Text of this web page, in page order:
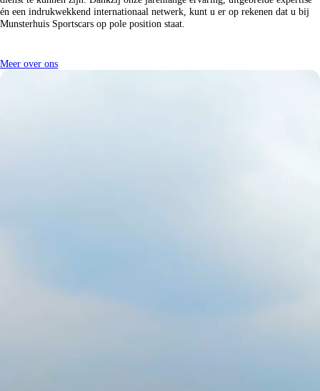
én een indrukwekkend internationaal netwerk, kunt u er op rekenen dat u bij
Munsterhuis Sportscars op pole position staat.
Meer over ons